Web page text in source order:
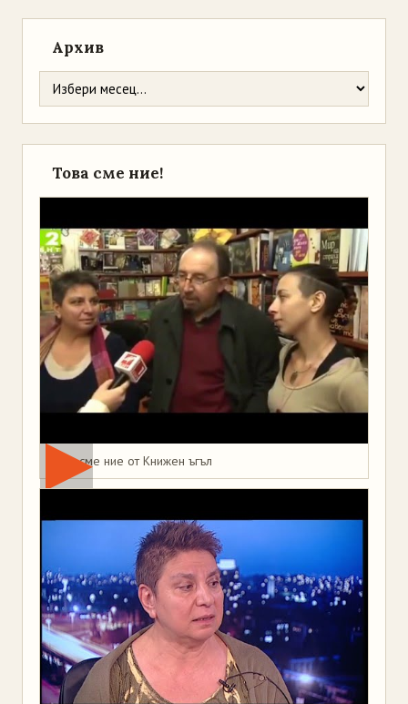
Архив
Това сме ние!
Това сме ние от Книжен ъгъл